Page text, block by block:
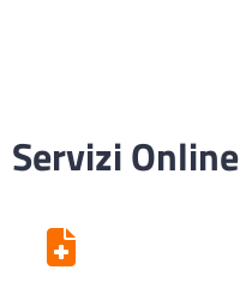
Servizi Online